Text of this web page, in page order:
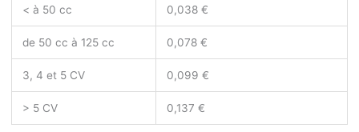
< à 50 cc 0,038 €
de 50 cc à 125 cc 0,078 €
3, 4 et 5 CV 0,099 €
> 5 CV 0,137 €